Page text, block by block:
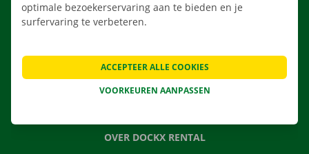
NIEUWS
CADEAUBON
OVER DOCKX RENTAL
optimale bezoekerservaring aan te bieden en je
surfervaring te verbeteren.
VOORKEUREN AANPASSEN
ACCEPTEER ALLE COOKIES